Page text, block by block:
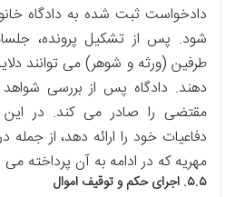
دادخواست ثبت شده به دادگاه
شود. پس از تشکیل پرونده،
طرفین (ورثه و شوهر) می توانند
دهند. دادگاه پس از بررسی
مقتضی را صادر می کند. در این
دفاعیات خود را ارائه دهد، از
مهریه که در ادامه به آن پرداخته
۵.۵. اجرای حکم و توقیف اموال